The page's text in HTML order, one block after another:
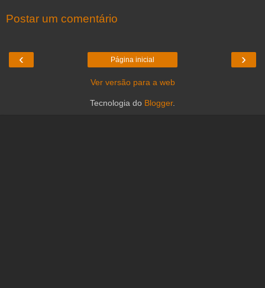
Postar um comentário
‹ ›
Página inicial
Ver versão para a web
Tecnologia do Blogger.